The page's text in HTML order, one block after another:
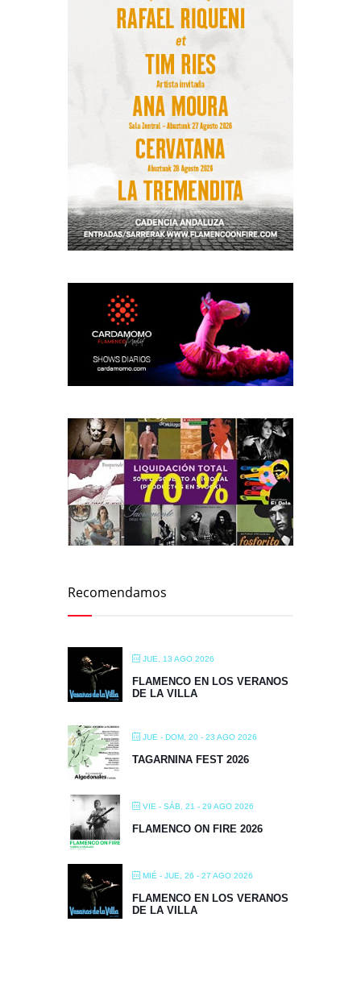
Recomendamos
JUE, 13 AGO 2026
FLAMENCO EN LOS VERANOS
DE LA VILLA
JUE - DOM, 20 - 23 AGO 2026
TAGARNINA FEST 2026
VIE - SÁB, 21 - 29 AGO 2026
FLAMENCO ON FIRE 2026
MIÉ - JUE, 26 - 27 AGO 2026
FLAMENCO EN LOS VERANOS
DE LA VILLA